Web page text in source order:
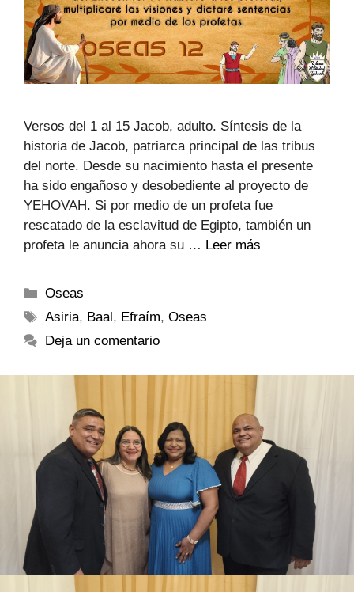
Versos del 1 al 15 Jacob, adulto. Síntesis de la
historia de Jacob, patriarca principal de las tribus
del norte. Desde su nacimiento hasta el presente
ha sido engañoso y desobediente al proyecto de
YEHOVAH. Si por medio de un profeta fue
rescatado de la esclavitud de Egipto, también un
profeta le anuncia ahora su … Leer más
Oseas
Asiria, Baal , Efraím,Oseas
Deja un comentario